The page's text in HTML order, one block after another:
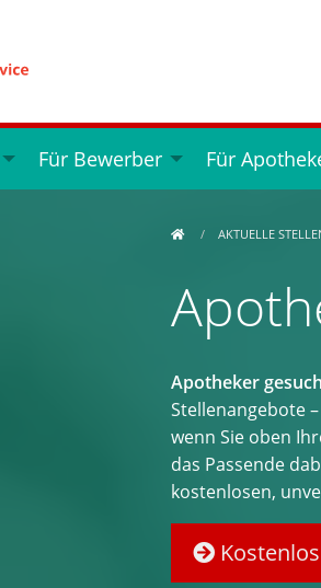
Für Bewerber Für
AKTUELLE
Apotheker
Stellenangebote
wenn Sie oben
das Passende
kostenlosen,